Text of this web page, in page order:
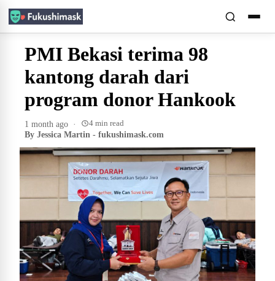
PMI Bekasi terima 98
kantong darah dari
program donor Hankook
1 month ago · 4 min read
By Jessica Martin - fukushimask.com